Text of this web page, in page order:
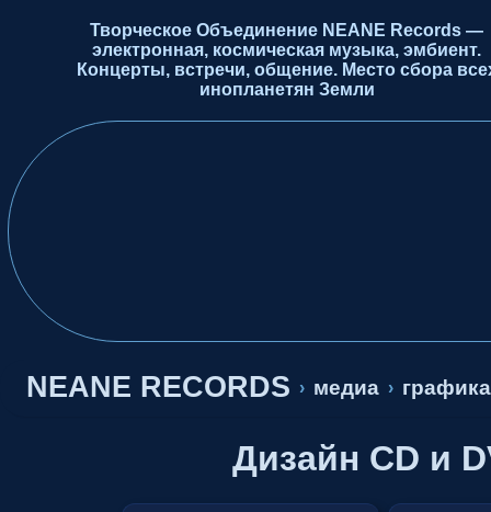
Творческое Объединение NEANE Records —
электронная, космическая музыка, эмбиент.
Концерты, встречи, общение. Место сбора
инопланетян Земли
NEANE RECORDS › медиа › графика
Дизайн CD и